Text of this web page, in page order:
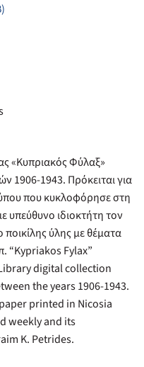
«Κυπριακός Φύλαξ»
1906-1943. Πρόκειται για
που κυκλοφόρησε στη
υπεύθυνο ιδιοκτήτη τον
ύλης με θέματα
“Kypriakos Fylax”
digital collection
the years 1906-1943.
printed in Nicosia
weekly and its
K. Petrides.